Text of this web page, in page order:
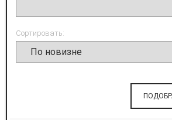
Сортировать: